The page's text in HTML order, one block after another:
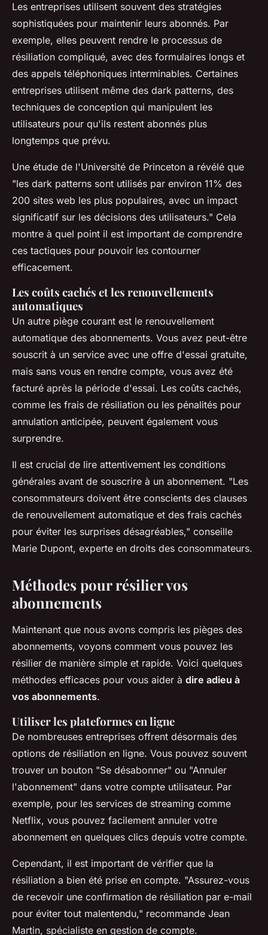
Les entreprises utilisent souvent des stratégies
sophistiquées pour maintenir leurs abonnés. Par
exemple, elles peuvent rendre le processus de
résiliation compliqué, avec des formulaires longs et
des appels téléphoniques interminables. Certaines
entreprises utilisent même des dark patterns, des
techniques de conception qui manipulent les
utilisateurs pour qu'ils restent abonnés plus
longtemps que prévu.
Une étude de l'Université de Princeton a révélé que
"les dark patterns sont utilisés par environ 11% des
200 sites web les plus populaires, avec un impact
significatif sur les décisions des utilisateurs." Cela
montre à quel point il est important de comprendre
ces tactiques pour pouvoir les contourner
efficacement.
Les coûts cachés et les renouvellements
automatiques
Un autre piège courant est le renouvellement
automatique des abonnements. Vous avez peut-être
souscrit à un service avec une offre d'essai gratuite,
mais sans vous en rendre compte, vous avez été
facturé après la période d'essai. Les coûts cachés,
comme les frais de résiliation ou les pénalités pour
annulation anticipée, peuvent également vous
surprendre.
Il est crucial de lire attentivement les conditions
générales avant de souscrire à un abonnement. "Les
consommateurs doivent être conscients des clauses
de renouvellement automatique et des frais cachés
pour éviter les surprises désagréables," conseille
Marie Dupont, experte en droits des consommateurs.
Méthodes pour résilier vos
abonnements
Maintenant que nous avons compris les pièges des
abonnements, voyons comment vous pouvez les
résilier de manière simple et rapide. Voici quelques
méthodes efficaces pour vous aider à dire adieu à
vos abonnements.
Utiliser les plateformes en ligne
De nombreuses entreprises offrent désormais des
options de résiliation en ligne. Vous pouvez souvent
trouver un bouton "Se désabonner" ou "Annuler
l'abonnement" dans votre compte utilisateur. Par
exemple, pour les services de streaming comme
Netflix, vous pouvez facilement annuler votre
abonnement en quelques clics depuis votre compte.
Cependant, il est important de vérifier que la
résiliation a bien été prise en compte. "Assurez-vous
de recevoir une confirmation de résiliation par e-mail
pour éviter tout malentendu," recommande Jean
Martin, spécialiste en gestion de compte.